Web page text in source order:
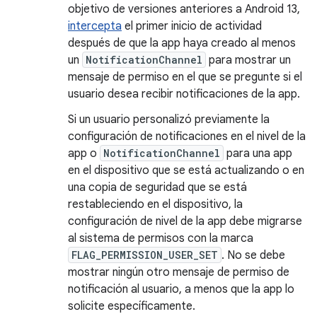
objetivo de versiones anteriores a Android 13,
intercepta el primer inicio de actividad
después de que la app haya creado al menos
un NotificationChannel para mostrar un
mensaje de permiso en el que se pregunte si el
usuario desea recibir notificaciones de la app.
Si un usuario personalizó previamente la
configuración de notificaciones en el nivel de la
app o NotificationChannel para una app
en el dispositivo que se está actualizando o en
una copia de seguridad que se está
restableciendo en el dispositivo, la
configuración de nivel de la app debe migrarse
al sistema de permisos con la marca
FLAG_PERMISSION_USER_SET . No se debe
mostrar ningún otro mensaje de permiso de
notificación al usuario, a menos que la app lo
solicite específicamente.